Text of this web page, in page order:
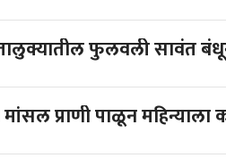
फुलवली सावंत
प्राणी पाळून